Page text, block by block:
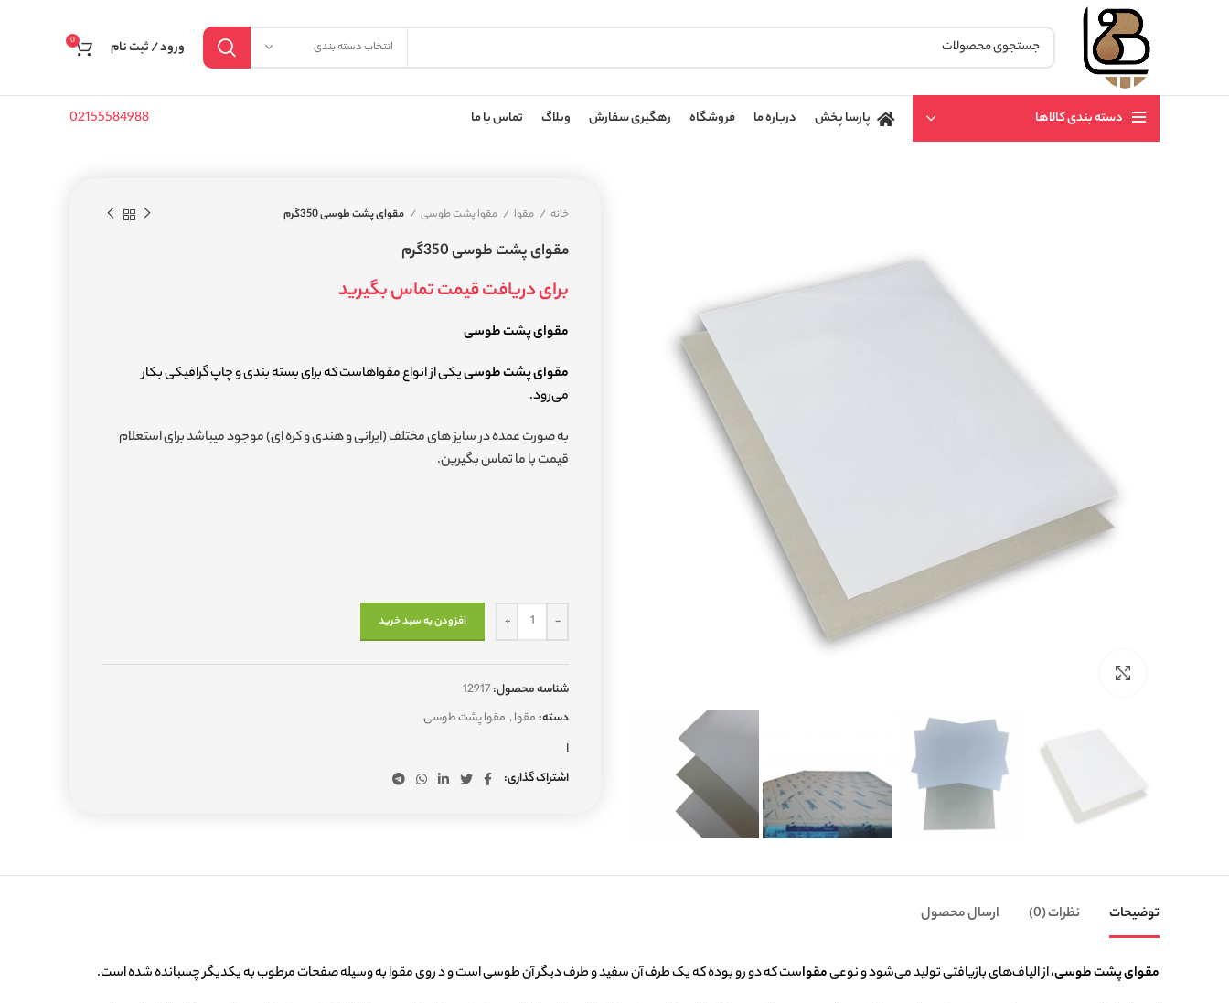
انتخاب دسته بندی ورود / ثبت نام 0
دسته بندی کالاها پارسا پخش درباره ما فروشگاه رهگیری سفارش وبلاگ تماس با ما 02155584988
خانه مقوا مقوا پشت طوسی مقوای پشت طوسی 350گرم
مقوای پشت طوسی 350گرم
برای دریافت قیمت تماس بگیرید
مقوای پشت طوسی
مقوای پشت طوسییکی از انواع مقواهاست که برای بسته بندی و چاپ گرافیکی بکار
می‌رود.
به صورت عمده در سایز های مختلف (ایرانی و هندی و کره ای) موجود میباشد برای استعلام
قیمت با ما تماس بگیرین.
افزودن به سبد خرید
شناسه محصول:12917
دسته: مقوا, مقوا پشت طوسی
ا
اشتراک گذاری
توضیحات نظرات (0) ارسال محصول
مقوای پشت طوسی، از الیاف‌های بازیافتی تولید می‌شود و نوعیمقواست که دو رو بوده که یک طرف آن سفید و طرف دیگر آن طوسی است و د‌ روی مقوا به وسیله صفحات مرطوب به یکدیگر چسبانده شده است.